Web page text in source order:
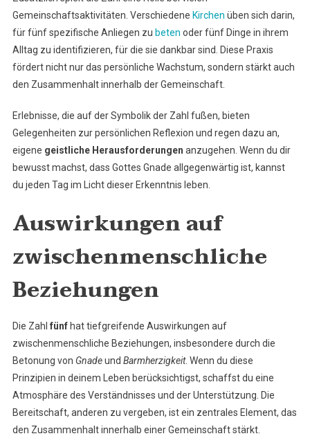
Gemeinschaftsaktivitäten. Verschiedene Kirchen üben sich darin,
für fünf spezifische Anliegen zu beten oder fünf Dinge in ihrem
Alltag zu identifizieren, für die sie dankbar sind. Diese Praxis
fördert nicht nur das persönliche Wachstum, sondern stärkt auch
den Zusammenhalt innerhalb der Gemeinschaft.
Erlebnisse, die auf der Symbolik der Zahl fußen, bieten
Gelegenheiten zur persönlichen Reflexion und regen dazu an,
eigene geistliche Herausforderungen anzugehen. Wenn du dir
bewusst machst, dass Gottes Gnade allgegenwärtig ist, kannst
du jeden Tag im Licht dieser Erkenntnis leben.
Auswirkungen auf
zwischenmenschliche
Beziehungen
Die Zahl fünfhat tiefgreifende Auswirkungen auf
zwischenmenschliche Beziehungen, insbesondere durch die
Betonung von Gnadeund Barmherzigkeit. Wenn du diese
Prinzipien in deinem Leben berücksichtigst, schaffst du eine
Atmosphäre des Verständnisses und der Unterstützung. Die
Bereitschaft, anderen zu vergeben, ist ein zentrales Element, das
den Zusammenhalt innerhalb einer Gemeinschaft stärkt.